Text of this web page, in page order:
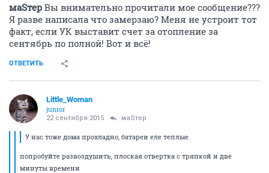
маSтер Вы внимательно прочитали мое сообщение???
Я разве написала что замерзаю? Меня не устроит тот
факт, если УК выставит счет за отопление за
сентябрь по полной! Вот и всё!
ОТВЕТИТЬ
Little_Woman
junior
22 сентября 2015 маSтер
У нас тоже дома прохладно, батареи еле теплые.
попробуйте развоздушить, плоская отвертка с тряпкой и две
минуты времени